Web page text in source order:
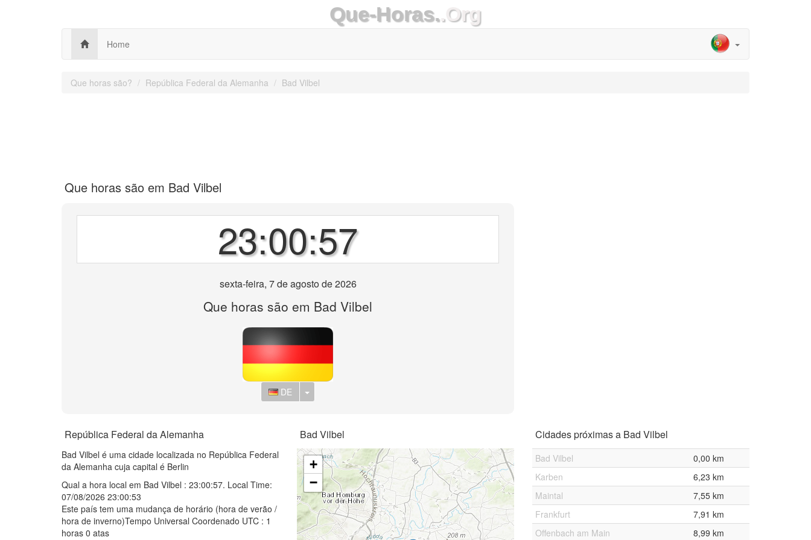
Que-Horas..Org
Home
Que horas são? República Federal da Alemanha Bad Vilbel
Que horas são em Bad Vilbel
23:00:57
sexta-feira, 7 de agosto de 2026
Que horas são em Bad Vilbel
DE Toggle Dropdown
República Federal da Alemanha
Bad Vilbel é uma cidade localizada no República Federal
da Alemanha cuja capital é Berlin
Qual a hora local em Bad Vilbel : 23:00:57. Local Time:
07/08/2026 23:00:53
Este país tem uma mudança de horário (hora de verão /
hora de inverno)Tempo Universal Coordenado UTC : 1
horas 0 atas
Bad Vilbel
+
−
Cidades próximas a Bad Vilbel
Bad Vilbel
0,00 km
Karben
6,23 km
Maintal
7,55 km
Frankfurt
7,91 km
Offenbach am Main
8,99 km